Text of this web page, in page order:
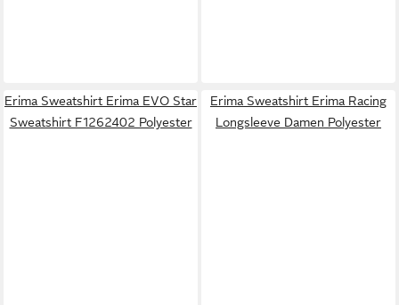
Erima Sweatshirt Erima EVO Star
Sweatshirt F1262402 Polyester
Erima Sweatshirt Erima Racing
Longsleeve Damen Polyester